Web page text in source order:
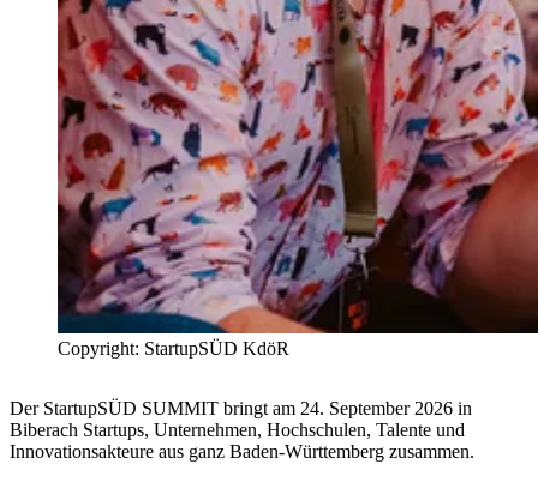
Copyright: StartupSÜD KdöR
Der StartupSÜD SUMMIT bringt am 24. September 2026 in
Biberach Startups, Unternehmen, Hochschulen, Talente und
Innovationsakteure aus ganz Baden-Württemberg zusammen.